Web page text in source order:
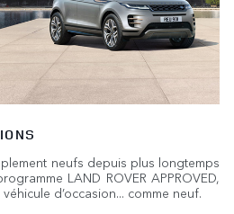
neufs depuis plus longtemps
LAND ROVER APPROVED,
d’occasion... comme neuf.